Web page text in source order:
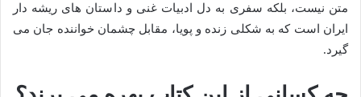
متن نیست، بلکه سفری به دل ادبیات غنی و داستان های ریشه دار
ایران است که به شکلی زنده و پویا، مقابل چشمان خواننده جان می
گیرد.